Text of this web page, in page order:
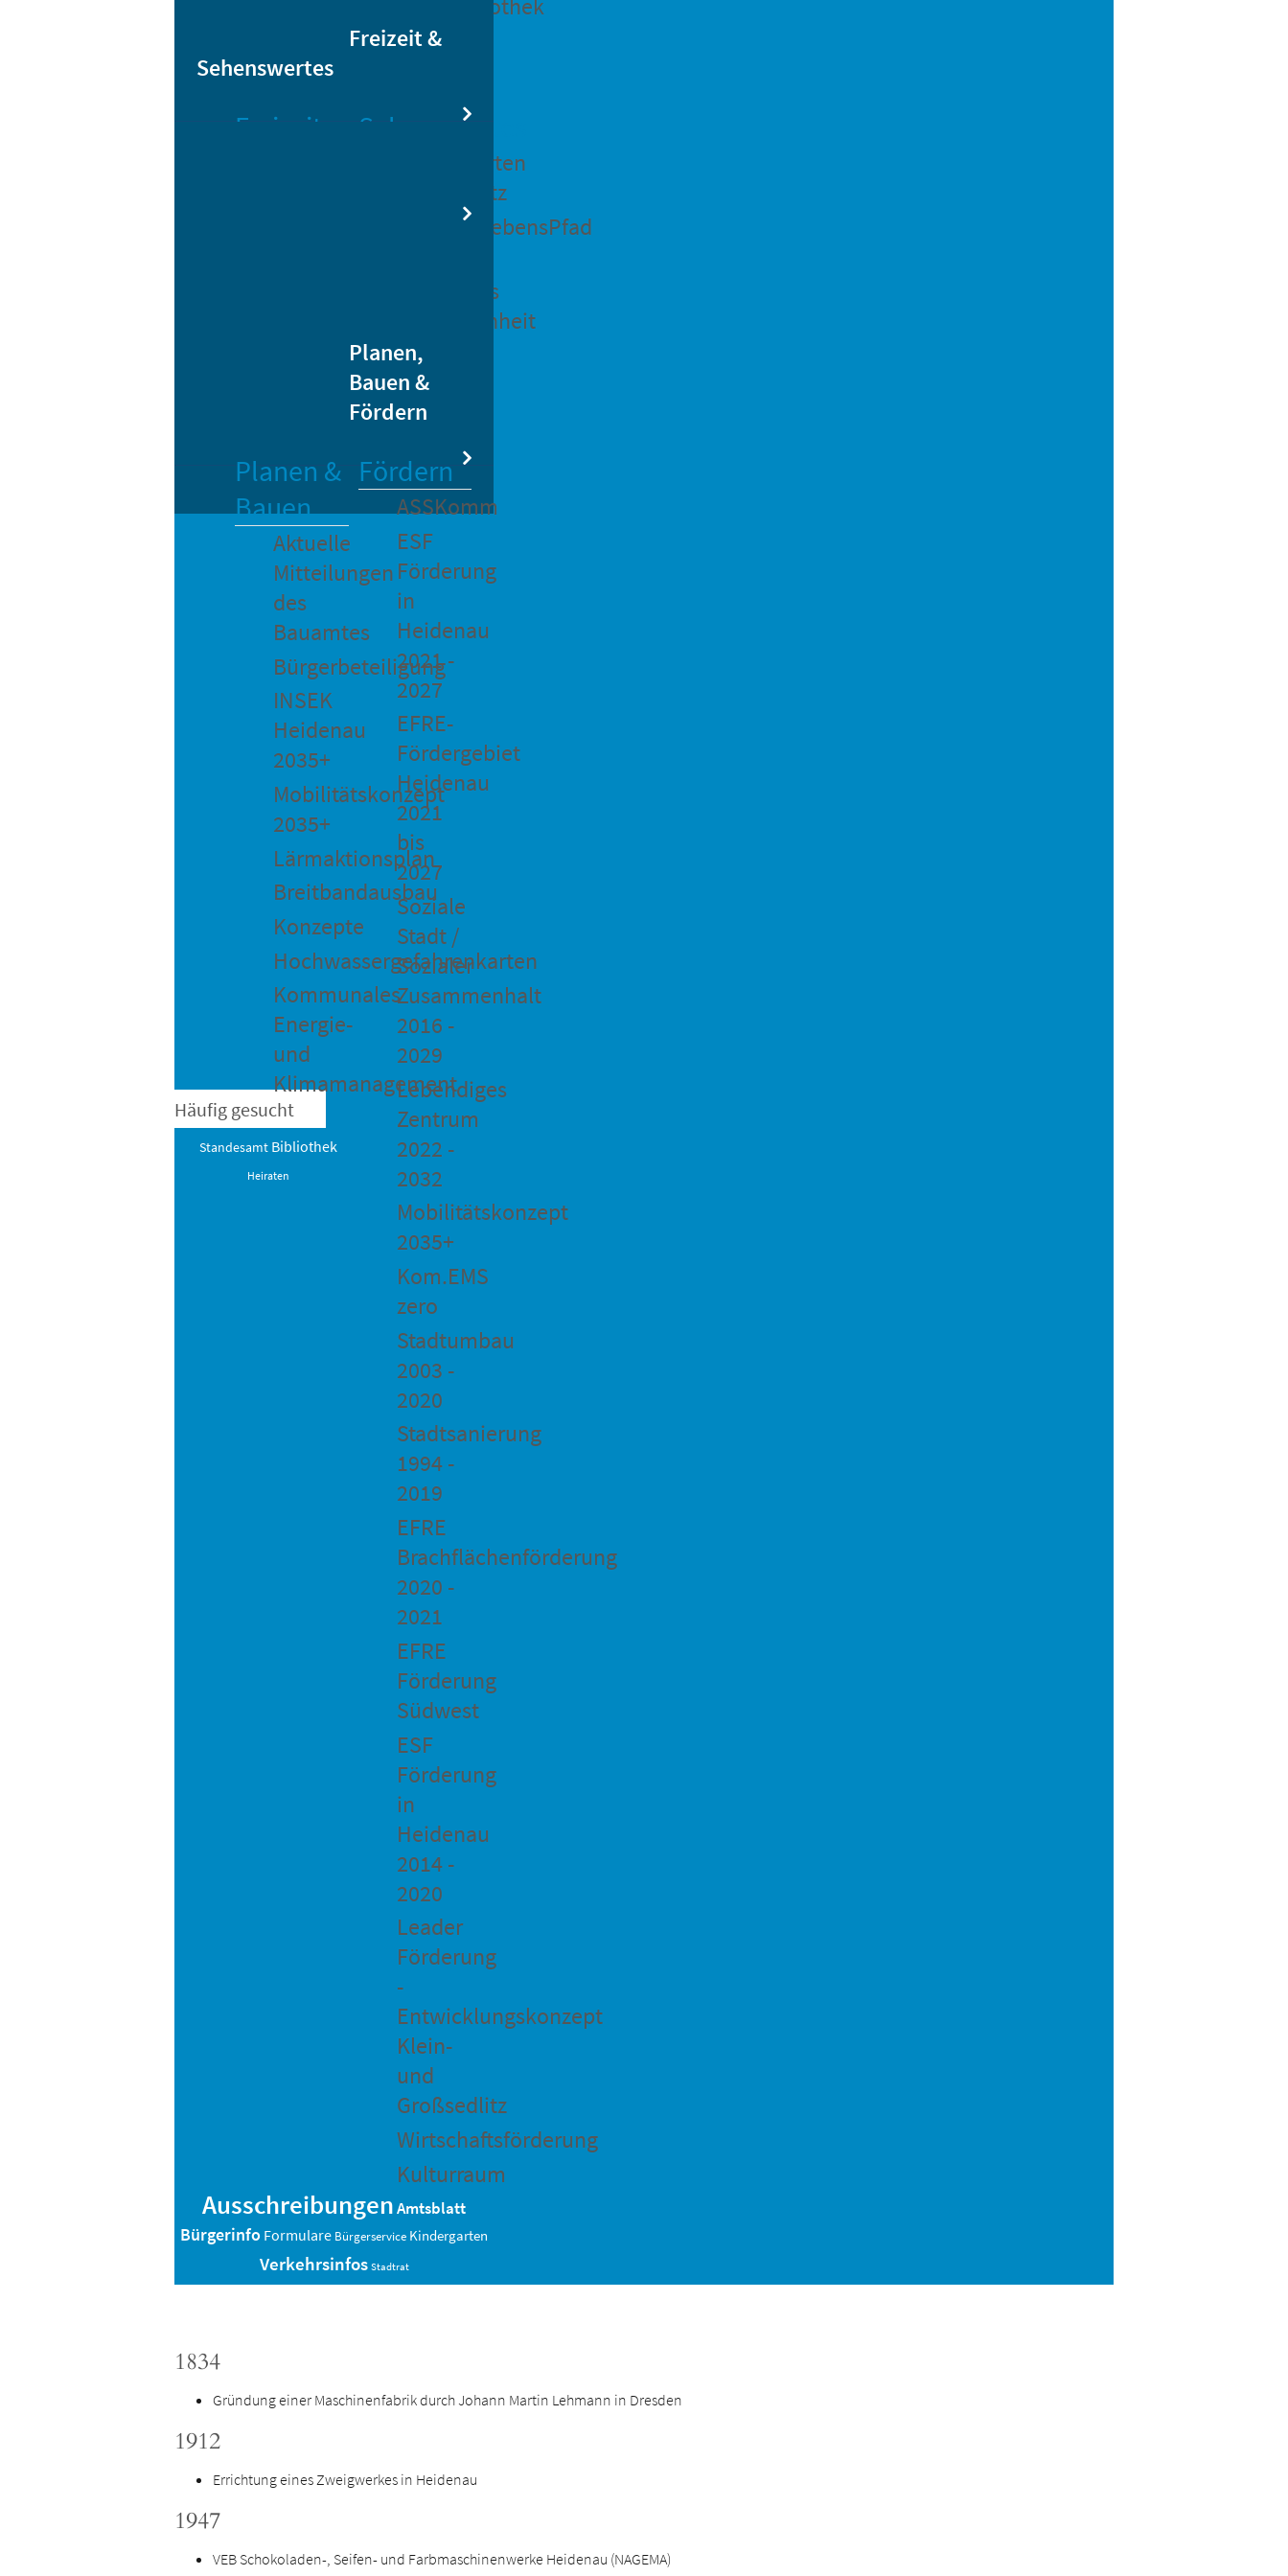
Bikesharing
Stadtbibliothek
Freizeit &
Sehenswertes
Freizeit
Heidenauer
Musiknacht
Sehenswertes
Barockgarten
Großsedlitz
MärchenLebensPfad
Heidenaus
Vergangenheit
Planen,
Bauen &
Fördern
Planen &
Bauen
Aktuelle
Mitteilungen
des
Bauamtes
Bürgerbeteiligung
INSEK
Heidenau
2035+
Mobilitätskonzept
2035+
Lärmaktionsplan
Breitbandausbau
Konzepte
Hochwassergefahrenkarten
Kommunales
Energie-
und
Klimamanagement
Fördern
ASSKomm
ESF
Förderung
in
Heidenau
2021 -
2027
EFRE-
Fördergebiet
Heidenau
2021
bis
2027
Soziale
Stadt /
Sozialer
Zusammenhalt
2016 -
2029
Lebendiges
Zentrum
2022 -
2032
Mobilitätskonzept
2035+
Kom.EMS
zero
Stadtumbau
2003 -
2020
Stadtsanierung
1994 -
2019
EFRE
Brachflächenförderung
2020 -
2021
EFRE
Förderung
Südwest
ESF
Förderung
in
Heidenau
2014 -
2020
Leader
Förderung
-
Entwicklungskonzept
Klein-
und
Großsedlitz
Wirtschaftsförderung
Kulturraum
Häufig gesucht
Standesamt Bibliothek
Heiraten
AusschreibungenAmtsblatt
Bürgerinfo Formulare Bürgerservice Kindergarten
Verkehrsinfos Stadtrat
1834
Gründung einer Maschinenfabrik durch Johann Martin Lehmann in Dresden
1912
Errichtung eines Zweigwerkes in Heidenau
1947
VEB Schokoladen-, Seifen- und Farbmaschinenwerke Heidenau (NAGEMA)